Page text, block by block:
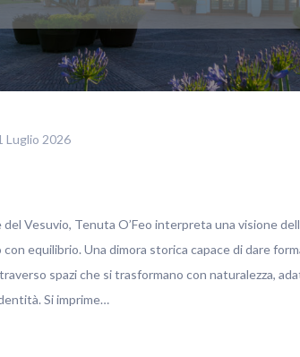
Luglio 2026
Vesuvio, Tenuta O’Feo interpreta una visione
equilibrio. Una dimora storica capace di dare
spazi che si trasformano con naturalezza,
Si imprime…